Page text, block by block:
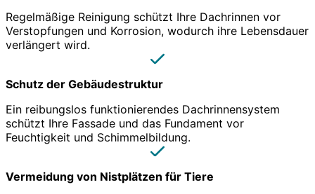
Regelmäßige Reinigung schützt Ihre Dachrinnen vor
Verstopfungen und Korrosion, wodurch ihre Lebensdauer
verlängert wird.
Schutz der Gebäudestruktur
Ein reibungslos funktionierendes Dachrinnensystem
schützt Ihre Fassade und das Fundament vor
Feuchtigkeit und Schimmelbildung.
Vermeidung von Nistplätzen für Tiere